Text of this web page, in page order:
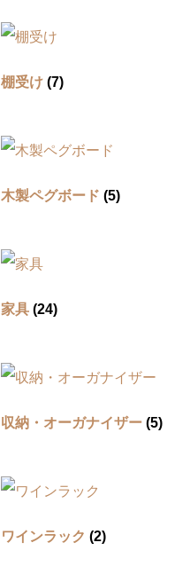
棚受け (7)
木製ペグボード (5)
家具 (24)
収納・オーガナイザー (5)
ワインラック (2)